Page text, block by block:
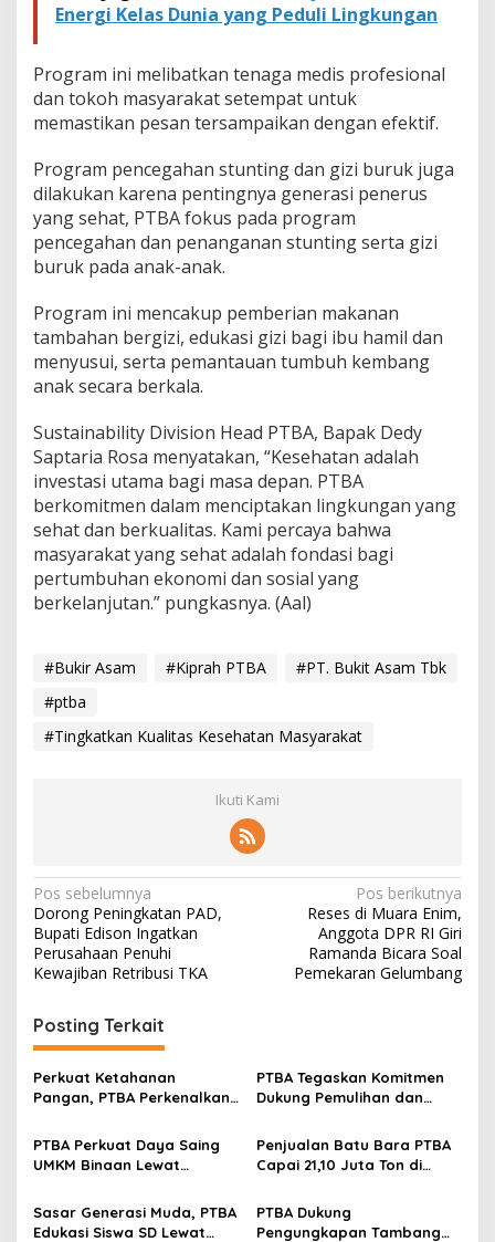
Energi Kelas Dunia yang Peduli Lingkungan
Program ini melibatkan tenaga medis profesional
dan tokoh masyarakat setempat untuk
memastikan pesan tersampaikan dengan efektif.
Program pencegahan stunting dan gizi buruk juga
dilakukan karena pentingnya generasi penerus
yang sehat, PTBA fokus pada program
pencegahan dan penanganan stunting serta gizi
buruk pada anak-anak.
Program ini mencakup pemberian makanan
tambahan bergizi, edukasi gizi bagi ibu hamil dan
menyusui, serta pemantauan tumbuh kembang
anak secara berkala.
Sustainability Division Head PTBA, Bapak Dedy
Saptaria Rosa menyatakan, “Kesehatan adalah
investasi utama bagi masa depan. PTBA
berkomitmen dalam menciptakan lingkungan yang
sehat dan berkualitas. Kami percaya bahwa
masyarakat yang sehat adalah fondasi bagi
pertumbuhan ekonomi dan sosial yang
berkelanjutan.” pungkasnya. (Aal)
#Bukir Asam #Kiprah PTBA
#PT. Bukit Asam Tbk
#ptba
#Tingkatkan Kualitas Kesehatan Masyarakat
Ikuti Kami
N
a
v
i
g
a
s
i
p
o
s
Pos sebelumnya
Dorong Peningkatan PAD,
Bupati Edison Ingatkan
Perusahaan Penuhi
Kewajiban Retribusi TKA
Pos berikutnya
Reses di Muara Enim,
Anggota DPR RI Giri
Ramanda Bicara Soal
Pemekaran Gelumbang
Posting Terkait
Perkuat Ketahanan
Pangan, PTBA Perkenalkan
Inagritech 2026
PTBA Tegaskan Komitmen
Dukung Pemulihan dan
Sungai
PTBA Perkuat Daya Saing
UMKM Binaan Lewat
Festival 2026
Penjualan Batu Bara PTBA
Capai 21,10 Juta Ton di
Sasar Generasi Muda, PTBA
Edukasi Siswa SD Lewat
PTBA Dukung
Pengungkapan Tambang